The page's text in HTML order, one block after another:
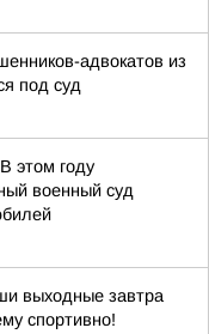
адвокатов из
под суд
этом году
военный суд
выходные завтра
спортивно!